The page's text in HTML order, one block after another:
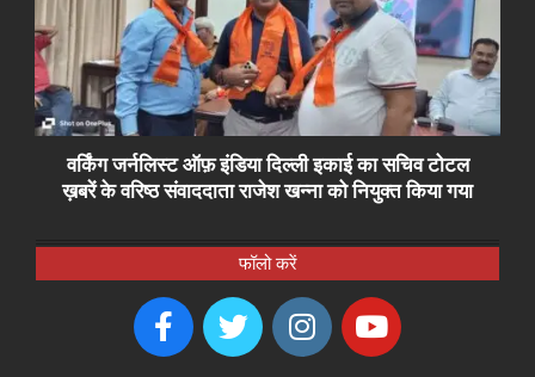
वर्किंग जर्नलिस्ट ऑफ़ इंडिया दिल्ली इकाई का सचिव टोटल
ख़बरें के वरिष्ठ संवाददाता राजेश खन्ना को नियुक्त किया गया
फॉलो करें